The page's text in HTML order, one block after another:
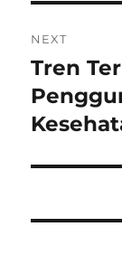
NEXT
Next
post:
Tren